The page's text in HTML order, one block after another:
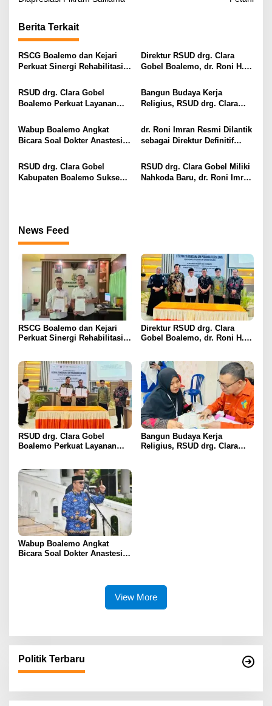
g
a
s
p
o
s
Berita Terkait
RSCG Boalemo dan Kejari
Perkuat Sinergi Rehabilitasi
Narkotika melalui Keadilan
Restoratif
Direktur RSUD drg. Clara
Gobel Boalemo, dr. Roni H.
Strategis Penguatan Layanan
Uronefrologi
RSUD drg. Clara Gobel
Boalemo Perkuat Layanan
Nasional, dr. Roni H. Imran:
Tingkatkan Akses Layanan
Bangun Budaya Kerja
Religius, RSUD drg. Clara
Program Baca Al-Qur’an bagi
Seluruh Pegawai
Wabup Boalemo Angkat
Bicara Soal Dokter Anastesi
Tetap Optimal
dr. Roni Imran Resmi Dilantik
sebagai Direktur Definitif
Boalemo
RSUD drg. Clara Gobel
Kabupaten Boalemo Sukses
RSUD drg. Clara Gobel Miliki
Nahkoda Baru, dr. Roni Imran
News Feed
RSCG Boalemo dan Kejari
Perkuat Sinergi Rehabilitasi
Restoratif
Direktur RSUD drg. Clara
Gobel Boalemo, dr. Roni H.
Uronefrologi
RSUD drg. Clara Gobel
Boalemo Perkuat Layanan
Tingkatkan Akses Layanan
Spesialistik
Bangun Budaya Kerja
Religius, RSUD drg. Clara
Wabup Boalemo Angkat
Bicara Soal Dokter Anastesi
View More
Politik Terbaru